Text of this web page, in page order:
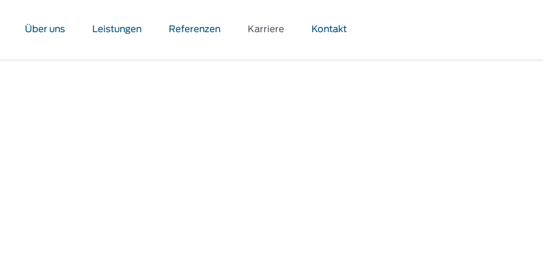
Über uns Leistungen Referenzen Karriere Kontakt